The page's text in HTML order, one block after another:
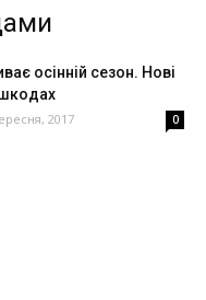
осінній сезон. Нові
2017 0